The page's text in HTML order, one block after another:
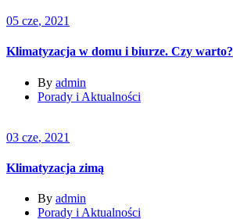
05 cze, 2021
Klimatyzacja w domu i biurze. Czy warto?
By admin
Porady i Aktualności
03 cze, 2021
Klimatyzacja zimą
By admin
Porady i Aktualności